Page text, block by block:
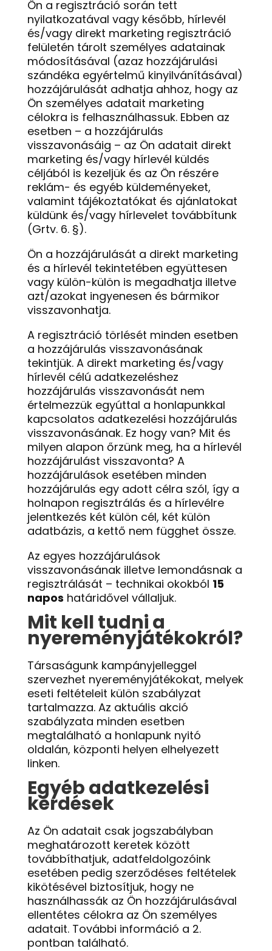
Ön a regisztráció során tett
nyilatkozatával vagy később, hírlevél
és/vagy direkt marketing regisztráció
felületén tárolt személyes adatainak
módosításával (azaz hozzájárulási
szándéka egyértelmű kinyilvánításával)
hozzájárulását adhatja ahhoz, hogy az
Ön személyes adatait marketing
célokra is felhasználhassuk. Ebben az
esetben – a hozzájárulás
visszavonásáig – az Ön adatait direkt
marketing és/vagy hírlevél küldés
céljából is kezeljük és az Ön részére
reklám- és egyéb küldeményeket,
valamint tájékoztatókat és ajánlatokat
küldünk és/vagy hírlevelet továbbítunk
(Grtv. 6. §).
Ön a hozzájárulását a direkt marketing
és a hírlevél tekintetében együttesen
vagy külön-külön is megadhatja illetve
azt/azokat ingyenesen és bármikor
visszavonhatja.
A regisztráció törlését minden esetben
a hozzájárulás visszavonásának
tekintjük. A direkt marketing és/vagy
hírlevél célú adatkezeléshez
hozzájárulás visszavonását nem
értelmezzük egyúttal a honlapunkkal
kapcsolatos adatkezelési hozzájárulás
visszavonásának. Ez hogy van? Mit és
milyen alapon őrzünk meg, ha a hírlevél
hozzájárulást visszavonta? A
hozzájárulások esetében minden
hozzájárulás egy adott célra szól, így a
holnapon regisztrálás és a hírlevélre
jelentkezés két külön cél, két külön
adatbázis, a kettő nem függhet össze.
Az egyes hozzájárulások
visszavonásának illetve lemondásnak a
regisztrálását – technikai okokból 15
napos határidővel vállaljuk.
Mit kell tudni a
nyereményjátékokról?
Társaságunk kampányjelleggel
szervezhet nyereményjátékokat, melyek
eseti feltételeit külön szabályzat
tartalmazza. Az aktuális akció
szabályzata minden esetben
megtalálható a honlapunk nyitó
oldalán, központi helyen elhelyezett
linken.
Egyéb adatkezelési
kérdések
Az Ön adatait csak jogszabályban
meghatározott keretek között
továbbíthatjuk, adatfeldolgozóink
esetében pedig szerződéses feltételek
kikötésével biztosítjuk, hogy ne
használhassák az Ön hozzájárulásával
ellentétes célokra az Ön személyes
adatait. További információ a 2.
pontban található.